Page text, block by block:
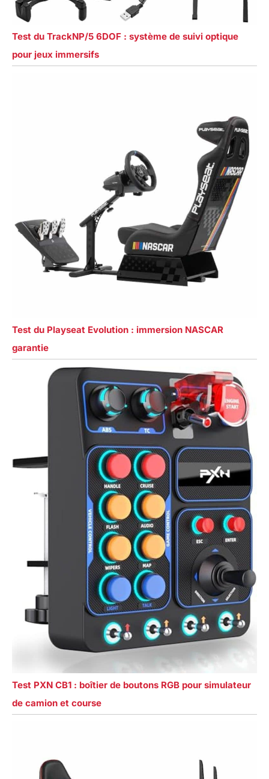
Test du TrackNP/5 6DOF : système de suivi optique
pour jeux immersifs
Test du Playseat Evolution : immersion NASCAR
garantie
Test PXN CB1 : boîtier de boutons RGB pour simulateur
de camion et course